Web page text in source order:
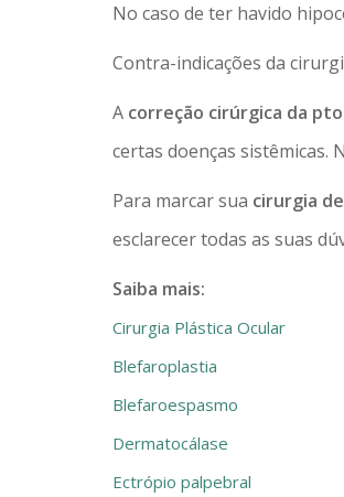
No caso de ter havido
Contra-indicações da
A correção cirúrgica da
certas doenças sistêmicas.
Para marcar sua cirurgia
esclarecer todas as suas
Saiba mais:
Cirurgia Plástica Ocular
Blefaroplastia
Blefaroespasmo
Dermatocálase
Ectrópio palpebral